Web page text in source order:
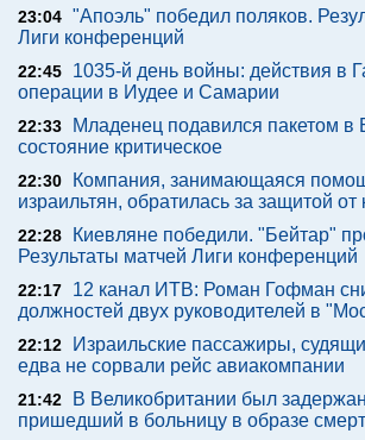
23:04 "Апоэль" победил поляков.
Лиги конференций
22:45
1035-й день войны: действия в
операции в Иудее и Самарии
22:33
Младенец подавился пакетом в
состояние критическое
22:30
Компания, занимающаяся
израильтян, обратилась за защитой от
22:28
Киевляне победили. "Бейтар"
Результаты матчей Лиги конференций
22:17
12 канал ИТВ: Роман Гофман
должностей двух руководителей в
22:12
Израильские пассажиры,
едва не сорвали рейс авиакомпании
21:42
В Великобритании был
пришедший в больницу в образе